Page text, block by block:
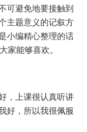
可避免地要接触到
主题意义的记叙方
小编精心整理的话
家能够喜欢。
，上课很认真听讲
好，所以我很佩服